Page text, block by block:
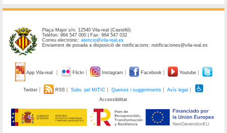
Plaça Major s/n. 12540 Vila-real (Castelló)
Telèfon: 964 547 000 | Fax: 964 547 032
Correu electrònic:atencio@vila-real.es
Enviament de posada a disposició de notificacions: notificaciones@vila-real.es
App Vila-real Flickr Instagram Facebook Youtube
Twitter RSS Subv. pel MITIC Queixes i suggeriments
Avís legal
Accessibilitat